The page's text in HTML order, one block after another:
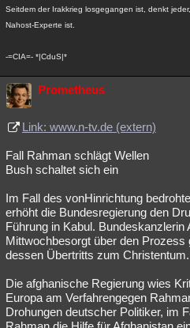
Seitdem der Irakkrieg losgegangen ist, denkt
Nahost-Experte ist.
-=CIA=- *|CduS|*
Prometheus
Link: www.n-tv.de (extern)
Fall Rahman schlägt Wellen
Bush schaltet sich ein
Im Fall des vonHinrichtung
erhöht die Bundesregierung den
Führung in Kabul.
Mittwochbesorgt über den Prozess
dessen Übertritts zum Christentum.
Die afghanische Regierung wies
Europa am Verfahrengegen
Drohungen deutscher Politiker, im